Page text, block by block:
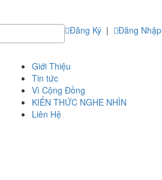
Đăng Ký | Đăng Nhập
Giới Thiệu
Tin tức
Vì Cộng Đồng
KIẾN THỨC NGHE NHÌN
Liên Hệ